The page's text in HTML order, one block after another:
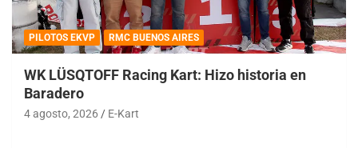
PILOTOS EKVP RMC BUENOS AIRES
WK LÜSQTOFF Racing Kart: Hizo historia en
Baradero
4 agosto, 2026 E-Kart